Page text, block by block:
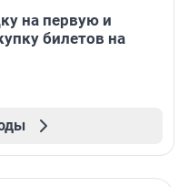
на первую и
билетов на